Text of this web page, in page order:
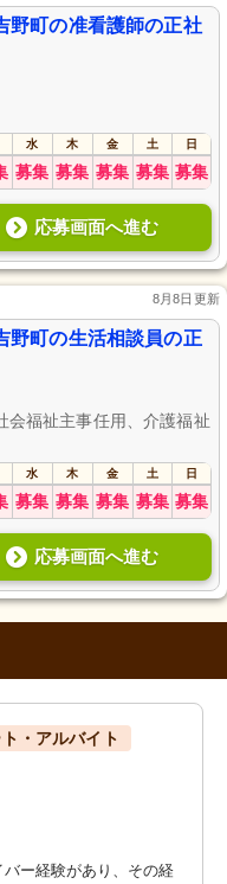
野町の准看護師の正社
水 木 金 土 日
募集 募集 募集 募集 募集
応募画面へ進む
8月8日更新
野町の生活相談員の正
会福祉主事任用、介護福祉
水 木 金 土 日
募集 募集 募集 募集 募集
応募画面へ進む
・アルバイト
ー経験があり、その経